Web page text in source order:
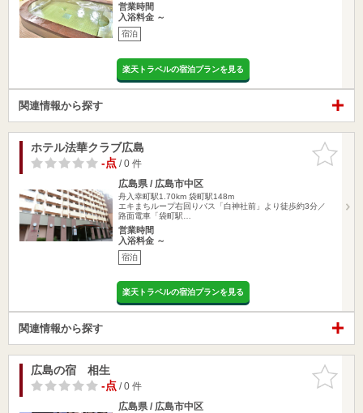
営業時間
入浴料金 ～
宿泊
楽天トラベルの宿泊プランを見る
関連情報から探す
お気に入
りに追加
ホテル法華クラブ広島
-点/ 0 件
広島県 / 広島市中区
舟入幸町駅1.70km 袋町駅148m
エキまちループ右回りバス「白神社前」より徒歩約3分／
路面電車「袋町駅…
営業時間
入浴料金 ～
宿泊
楽天トラベルの宿泊プランを見る
関連情報から探す
お気に入
りに追加
広島の宿 相生
-点/ 0 件
広島県 / 広島市中区